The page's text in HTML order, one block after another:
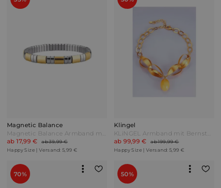
Magnetic Balance
Magnetic Balance Armband mit 2 Magneten Bicolor Silber
ab 17,99 €
ab 39,99 €
Happy Size | Versand: 5,99 €
Klingel
KLiNGEL Armband mit Bernstein in Silber 925 Gelbgoldfarben
ab 99,99 €
ab 199,99 €
Happy Size | Versand: 5,99 €
70% 50%